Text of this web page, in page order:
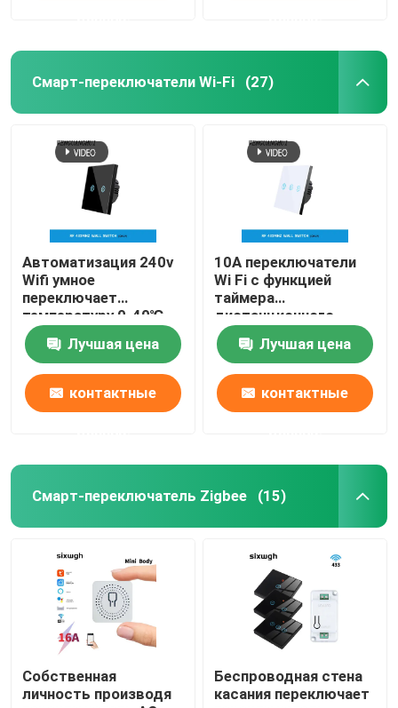
Смарт-переключатели Wi-Fi (27)
Автоматизация 240v
Wifi умное
переключает
температуру 0-40℃
деятельности 10A
Лучшая цена
контактные
10A переключатели
Wi Fi с функцией
таймера
дистанционного
управления
Лучшая цена
контактные
Смарт-переключатель Zigbee (15)
Собственная
личность производя
Беспроводная стена
касания переключает